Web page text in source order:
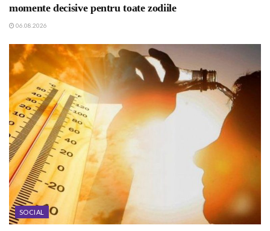
momente decisive pentru toate zodiile
06.08.2026
SOCIAL